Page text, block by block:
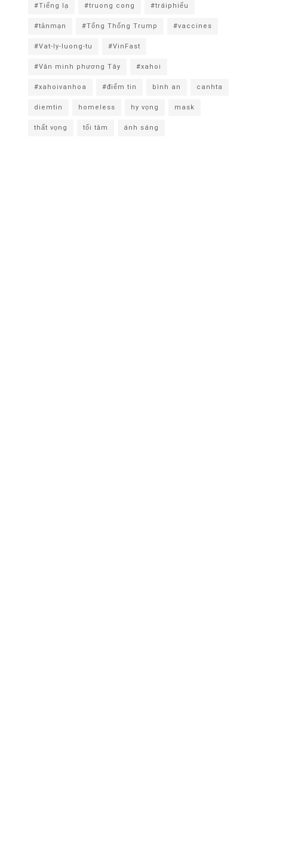
#Tiếng lạ
#truong cong
#tráiphiếu
#tảnmạn
#Tổng Thống Trump
#vaccines
#Vat-ly-luong-tu
#VinFast
#Văn minh phương Tây
#xahoi
#xahoivanhoa
#điểm tin bình an
canhta
diemtin
homeless hy vọng
mask
thất vọng
tối tăm ánh sáng